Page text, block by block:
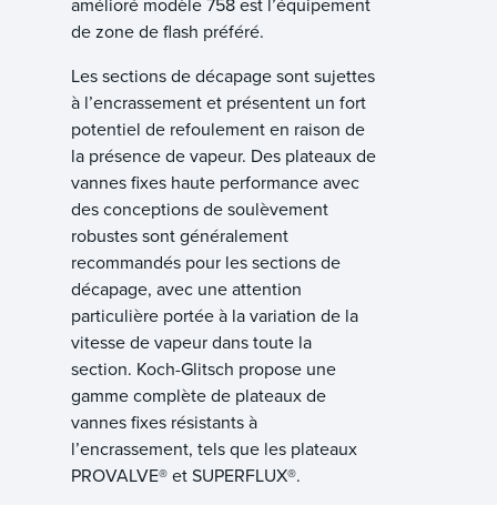
de zone de flash préféré.
Les sections de décapage sont sujettes
à l’encrassement et présentent un fort
potentiel de refoulement en raison de
la présence de vapeur. Des plateaux de
vannes fixes haute performance avec
des conceptions de soulèvement
robustes sont généralement
recommandés pour les sections de
décapage, avec une attention
particulière portée à la variation de la
vitesse de vapeur dans toute la
section. Koch-Glitsch propose une
gamme complète de plateaux de
vannes fixes résistants à
l’encrassement, tels que les plateaux
PROVALVE® et SUPERFLUX®.